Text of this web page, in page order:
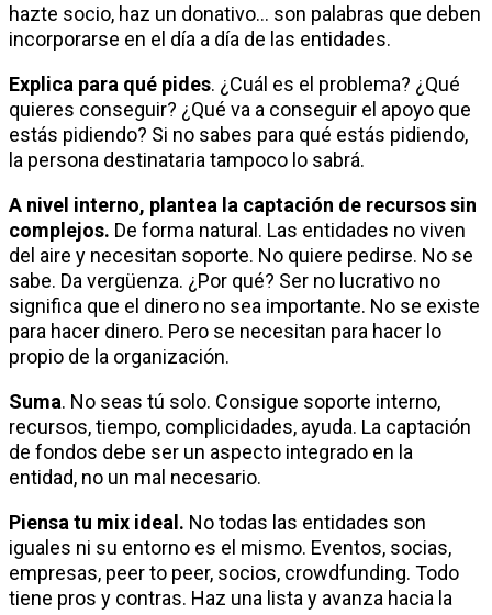
hazte socio, haz un donativo… son palabras que deben
incorporarse en el día a día de las entidades.
Explica para qué pides. ¿Cuál es el problema? ¿Qué
quieres conseguir? ¿Qué va a conseguir el apoyo que
estás pidiendo? Si no sabes para qué estás pidiendo,
la persona destinataria tampoco lo sabrá.
A nivel interno, plantea la captación de recursos sin
complejos. De forma natural. Las entidades no viven
del aire y necesitan soporte. No quiere pedirse. No se
sabe. Da vergüenza. ¿Por qué? Ser no lucrativo no
significa que el dinero no sea importante. No se existe
para hacer dinero. Pero se necesitan para hacer lo
propio de la organización.
Suma. No seas tú solo. Consigue soporte interno,
recursos, tiempo, complicidades, ayuda. La captación
de fondos debe ser un aspecto integrado en la
entidad, no un mal necesario.
Piensa tu mix ideal. No todas las entidades son
iguales ni su entorno es el mismo. Eventos, socias,
empresas, peer to peer, socios, crowdfunding. Todo
tiene pros y contras. Haz una lista y avanza hacia la